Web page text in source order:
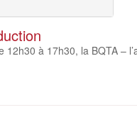
à 17h30, la BQTA –